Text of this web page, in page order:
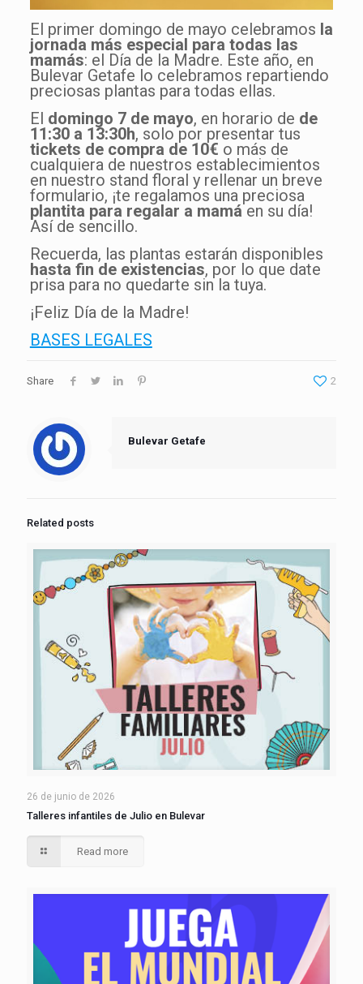
El primer domingo de mayo celebramos la
jornada más especial para todas las
mamás: el Día de la Madre. Este año, en
Bulevar Getafe lo celebramos repartiendo
preciosas plantas para todas ellas.
El domingo 7 de mayo, en horario de de
11:30 a 13:30h, solo por presentar tus
tickets de compra de 10€ o más de
cualquiera de nuestros establecimientos
en nuestro stand floral y rellenar un breve
formulario, ¡te regalamos una preciosa
plantita para regalar a mamáen su día!
Así de sencillo.
Recuerda, las plantas estarán disponibles
hasta fin de existencias, por lo que date
prisa para no quedarte sin la tuya.
¡Feliz Día de la Madre!
BASES LEGALES
Share 2
Bulevar Getafe
Related posts
26 de junio de 2026
Talleres infantiles de Julio en Bulevar
Read more